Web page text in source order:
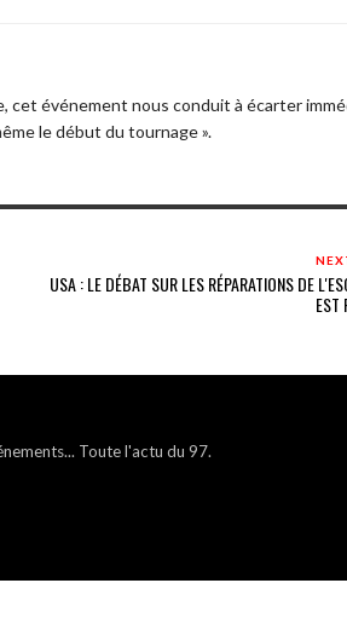
cet événement nous conduit à écarter
le début du tournage ».
USA : LE DÉBAT SUR LES RÉPARATIONS DE
EST
Toute l'actu du 97.